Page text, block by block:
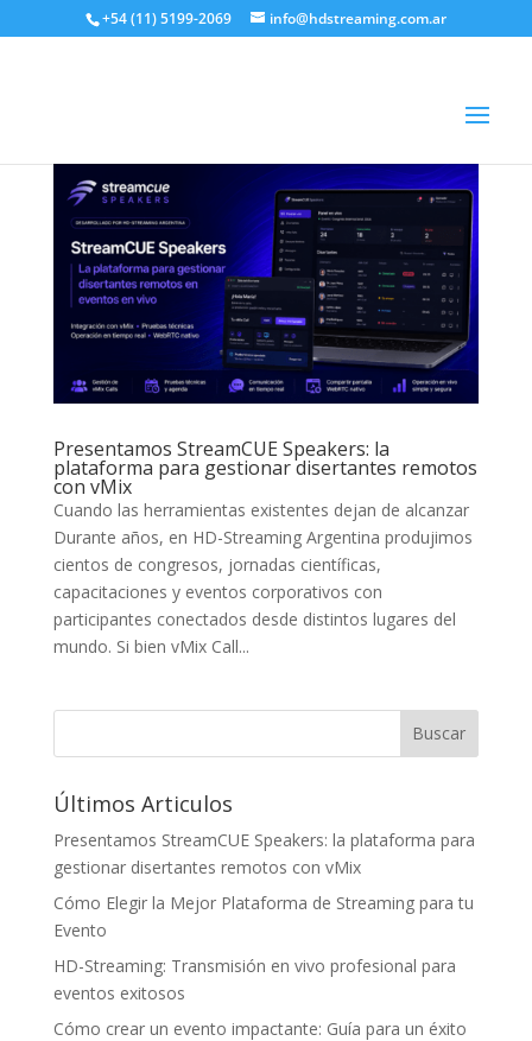
+54 (11) 5199-2069 info@hdstreaming.com.ar
Presentamos StreamCUE Speakers: la
plataforma para gestionar disertantes remotos
con vMix
Cuando las herramientas existentes dejan de alcanzar
Durante años, en HD-Streaming Argentina produjimos
cientos de congresos, jornadas científicas,
capacitaciones y eventos corporativos con
participantes conectados desde distintos lugares del
mundo. Si bien vMix Call...
Últimos Articulos
Presentamos StreamCUE Speakers: la plataforma para
gestionar disertantes remotos con vMix
Cómo Elegir la Mejor Plataforma de Streaming para tu
Evento
HD-Streaming: Transmisión en vivo profesional para
eventos exitosos
Cómo crear un evento impactante: Guía para un éxito